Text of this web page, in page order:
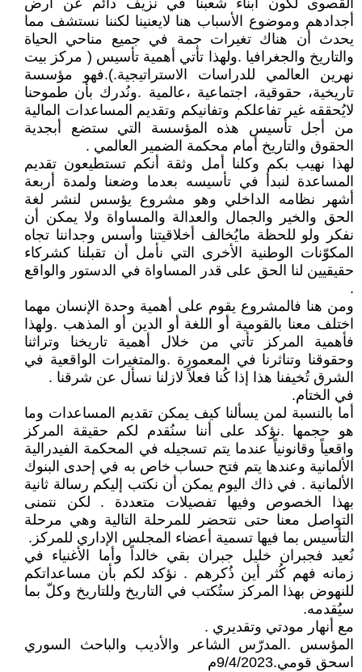
القصوى لكون أبناء شعبنا في نزيف دائم عن أرض
أجدادهم وموضوع الأسباب هنا لايعنينا لكننا نستشف مما
يحدث أن هناك تغيرات جمة في جميع مناحي الحياة
والتاريخ والجغرافيا .ولهذا تأتي أهمية تأسيس ( مركز بيت
نهرين العالمي للدراسات الاستراتيجية.).فهو مؤسسة
تاريخية، حقوقية، اجتماعية ،عالمية .ونُدرك بأن طموحنا
لايُحققه غير تفاعلكم وتفانيكم وتقديم المساعدات المالية
من أجل تأسيس هذه المؤسسة التي ستضع أبجدية
الحقوق والتاريخ أمام محكمة الضمير العالمي .
لهذا نهيب بكم وكلنا أمل وثقة أنكم تستطيعون تقديم
المساعدة لنبدأ في تأسيسه بعدما وضعنا ولمدة أربعة
أشهر نظامه الداخلي وهو مشروع يؤسس لنشر لغة
الحق والخير والجمال والعدالة والمساواة ولا يمكن أن
نفكر ولو للحظة مايُخالف أخلاقيتنا وأسس وجداننا تجاه
المكوّنات الوطنية الأخرى التي نأمل أن تقبلنا كشركاء
حقيقيين لنا الحق على قدر المساواة في الدستور والواقع
.
ومن هنا فالمشروع يقوم على أهمية وحدة الإنسان مهما
اختلف معنا بالقومية أو اللغة أو الدين أو المذهب .ولهذا
فأهمية المركز تأتي من خلال أهمية تاريخنا وتراثنا
وحقوقنا وتناثرنا في المعمورة .والمتغيرات الواقعية في
الشرق تُخيفنا هذا إذا كُنا فعلاً لازلنا نسأل عن شرقنا .
في الختام.
أما بالنسبة لمن يسألنا كيف يمكن تقديم المساعدات وما
هو حجمها .نؤكد على أننا سنُقدم لكم حقيقة المركز
واقعياً وقانونياً عندما يتم تسجيله في المحكمة الفيدرالية
الألمانية وعندها يتم فتح حساب خاص به في إحدى البنوك
الألمانية . في ذاك اليوم يمكن أن نكتب إليكم رسالة ثانية
بهذا الخصوص وفيها تفصيلات متعددة . لكن نتمنى
التواصل معنا حتى نتحضر للمرحلة التالية وهي مرحلة
التأسيس بما فيها تسمية أعضاء المجلس الإداري للمركز.
نُعيد فجبران خليل جبران بقي خالداً وأما الأغنياء في
زمانه فهم كُثر أين ذُكرهم . نؤكد لكم بأن مساعداتكم
للنهوض بهذا المركز ستُكتب في التاريخ وللتاريخ وكلّ بما
سيُقدمه.
مع أنهار مودتي وتقديري .
المؤسس .المدرّس الشاعر والأديب والباحث السوري
اسحق قومي.9/4/2023م